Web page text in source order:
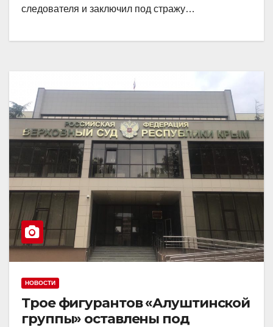
следователя и заключил под стражу…
НОВОСТИ
Трое фигурантов «Алуштинской
группы» оставлены под